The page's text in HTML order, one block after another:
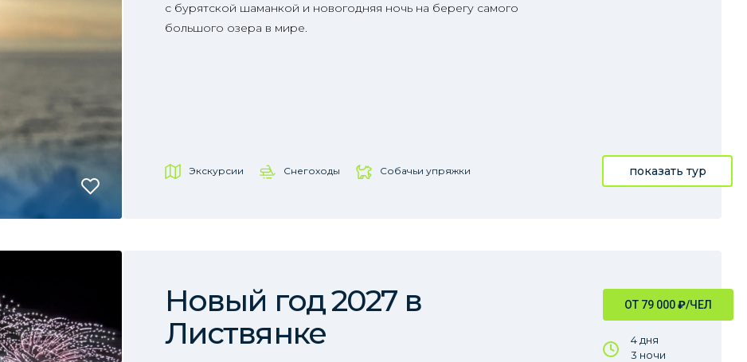
с бурятской шаманкой и новогодняя ночь на берегу самого
большого озера в мире.
Экскурсии Снегоходы Собачьи упряжки показать тур
ОТ 79 000₽/ЧЕЛ
4 дня
3 ночи
Новый год 2027 в
Листвянке